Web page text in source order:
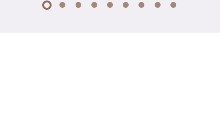
1 2 3 4 5 6 7 8 9